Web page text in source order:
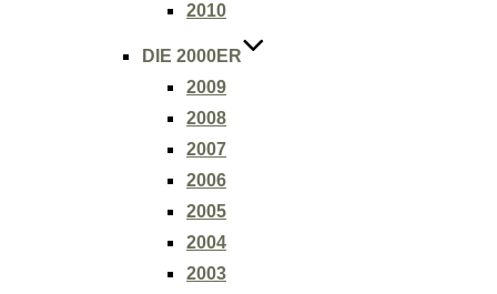
2010
DIE 2000ER
2009
2008
2007
2006
2005
2004
2003